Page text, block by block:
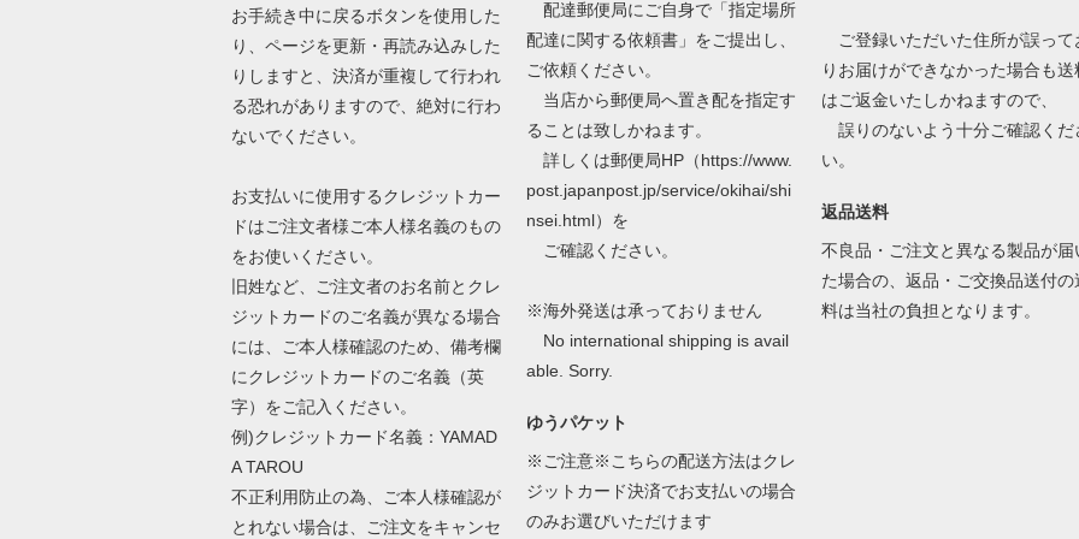
お手続き中に戻るボタンを使用した
り、ページを更新・再読み込みした
りしますと、決済が重複して行われ
る恐れがありますので、絶対に行わ
ないでください。
お支払いに使用するクレジットカー
ドはご注文者様ご本人様名義のもの
をお使いください。
旧姓など、ご注文者のお名前とクレ
ジットカードのご名義が異なる場合
には、ご本人様確認のため、備考欄
にクレジットカードのご名義（英
字）をご記入ください。
例)クレジットカード名義：YAMAD
A TAROU
不正利用防止の為、ご本人様確認が
とれない場合は、ご注文をキャンセ
配達郵便局にご自身で「指定場所
配達に関する依頼書」をご提出し、
ご依頼ください。
当店から郵便局へ置き配を指定す
ることは致しかねます。
詳しくは郵便局HP（https://www.
post.japanpost.jp/service/okihai/shi
nsei.html）を
ご確認ください。
※海外発送は承っておりません
No international shipping is avail
able. Sorry.
ゆうパケット
※ご注意※こちらの配送方法はクレ
ジットカード決済でお支払いの場合
のみお選びいただけます
ご登録いただいた住所が誤って
りお届けができなかった場合も送
はご返金いたしかねますので、
誤りのないよう十分ご確認くだ
い。
返品送料
不良品・ご注文と異なる製品が届
た場合の、返品・ご交換品送付の
料は当社の負担となります。